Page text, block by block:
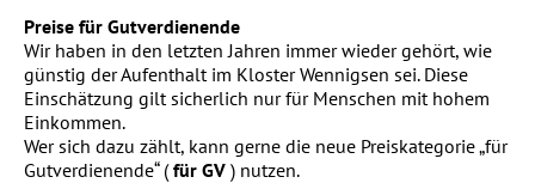
Preise für Gutverdienende
Wir haben in den letzten Jahren immer wieder gehört, wie
günstig der Aufenthalt im Kloster Wennigsen sei. Diese
Einschätzung gilt sicherlich nur für Menschen mit hohem
Einkommen.
Wer sich dazu zählt, kann gerne die neue Preiskategorie „für
Gutverdienende“ (für GV ) nutzen.